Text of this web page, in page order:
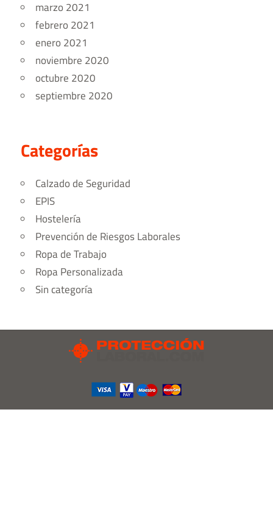
marzo 2021
febrero 2021
enero 2021
noviembre 2020
octubre 2020
septiembre 2020
Categorías
Calzado de Seguridad
EPIS
Hostelería
Prevención de Riesgos Laborales
Ropa de Trabajo
Ropa Personalizada
Sin categoría